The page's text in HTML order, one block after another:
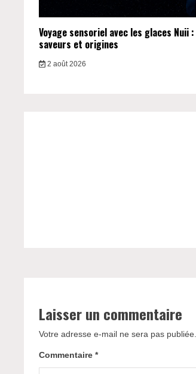
Voyage sensoriel avec les glaces Nuii :
saveurs et origines
2 août 2026
Laisser un commentaire
Votre adresse e-mail ne sera pas publiée.
Commentaire*